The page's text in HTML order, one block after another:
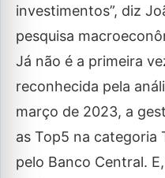
investimentos”, diz
pesquisa
Já não é a primeira
reconhecida pela
março de 2023, a
as Top5 na categoria
pelo Banco Central.